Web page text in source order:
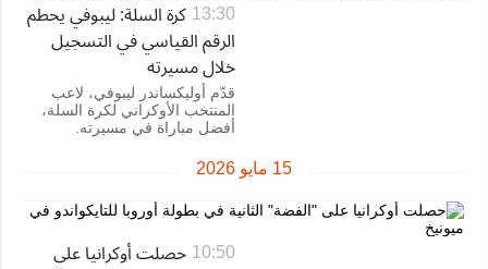
13:30 كرة السلة: ليبوفي يحطم
الرقم القياسي في التسجيل
خلال مسيرته
قدّم أوليكساندر ليبوفي، لاعب
المنتخب الأوكراني لكرة السلة،
أفضل مباراة في مسيرته.
15 مايو 2026
10:50 حصلت أوكرانيا على